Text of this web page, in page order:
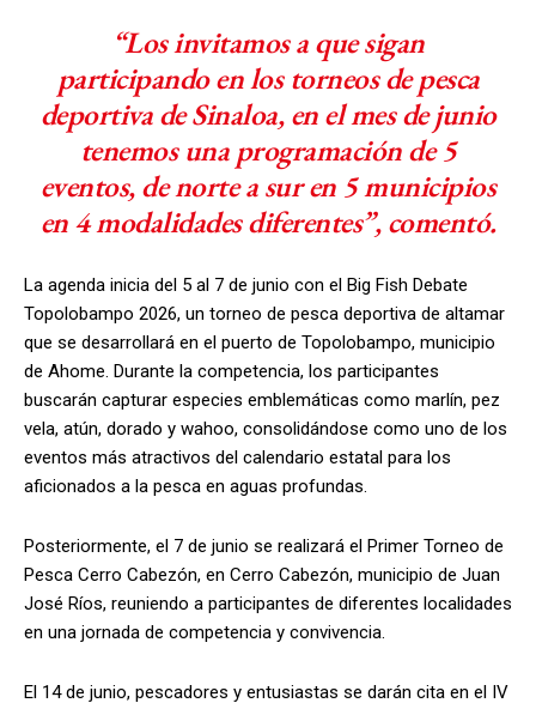
“Los invitamos a que sigan
participando en los torneos de pesca
deportiva de Sinaloa, en el mes de junio
tenemos una programación de 5
eventos, de norte a sur en 5 municipios
en 4 modalidades diferentes”, comentó.
La agenda inicia del 5 al 7 de junio con el Big Fish Debate
Topolobampo 2026, un torneo de pesca deportiva de altamar
que se desarrollará en el puerto de Topolobampo, municipio
de Ahome. Durante la competencia, los participantes
buscarán capturar especies emblemáticas como marlín, pez
vela, atún, dorado y wahoo, consolidándose como uno de los
eventos más atractivos del calendario estatal para los
aficionados a la pesca en aguas profundas.
Posteriormente, el 7 de junio se realizará el Primer Torneo de
Pesca Cerro Cabezón, en Cerro Cabezón, municipio de Juan
José Ríos, reuniendo a participantes de diferentes localidades
en una jornada de competencia y convivencia.
El 14 de junio, pescadores y entusiastas se darán cita en el IV